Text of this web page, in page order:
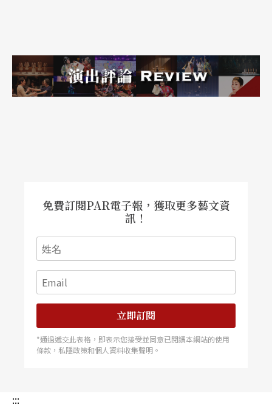
往只會覺得不耐，而其中音樂性較低的〈光明
行〉、〈空山鳥語〉卻反而因「風格突出」而成爲
雛」的設計意義，然而，在此之外，它卻又另立了
一個主軸──關迺忠的指揮及他新作的《第三交響
曲》，而市國的年輕演奏家又分以不同的樂器演奏
大家陌生的樂曲，於是，焦點只好一而再、再而三
地被分散了。
在「人」的層次上是這樣，在樂曲的訴求上也是如
此，到底有沒有整體音樂會的情懷基調，或者能夠
免費訂閱PAR電子報，獲取更多藝文資
訊！
立即訂閱
*通過遞交此表格，即表示您接受並同意已閱讀本網站的使用
條款，私隱政策和個人資料收集聲明。
:::